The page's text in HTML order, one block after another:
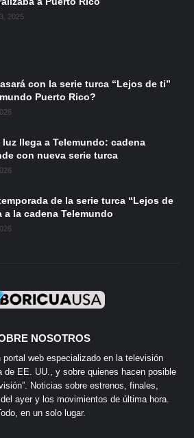
2025
con la serie turca “Lejos de ti”
Puerto Rico?
luz llega a Telemundo: cadena
con nueva serie turca
de la serie turca “Lejos de
a la cadena Telemundo
NOSOTROS
portal web especializado en la televisión
de EE. UU., y sobre quienes hacen posible
Noticias sobre estrenos, finales,
ayer y los movimientos de última hora.
en un solo lugar.